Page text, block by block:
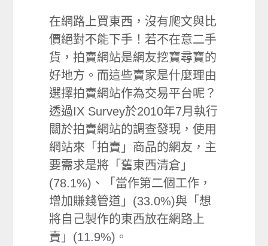
在網路上買東西，沒有爬文與比
價絕對不能下手！若不在意二手
貨，拍賣網站是網友挖寶尋寶的
好地方。而這些賣家是什麼理由
選擇拍賣網站作為交易平台呢？
透過IX Survey於2010年7月執行
關於拍賣網站的調查發現，使用
網站來「拍賣」商品的網友，主
要需求是將「舊東西清倉」
(78.1%)、「當作第二個工作，
增加賺錢管道」(33.0%)與「想
將自己製作的東西放在網路上
賣」(11.9%)。